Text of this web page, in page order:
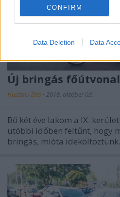
CONFIRM
Data Deletion Data
Új bringás
Huszthy Zita • 2018. október 03.
Bő két éve lakom a IX.
utóbbi időben feltűnt, hogy
bringás, mióta ideköltöztünk.